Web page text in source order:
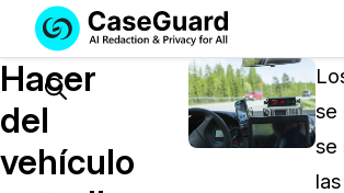
Servicios
SUSCRÍBASE
A
CASEGUARD
STUDIO
Hacer
del
vehículo
se
se